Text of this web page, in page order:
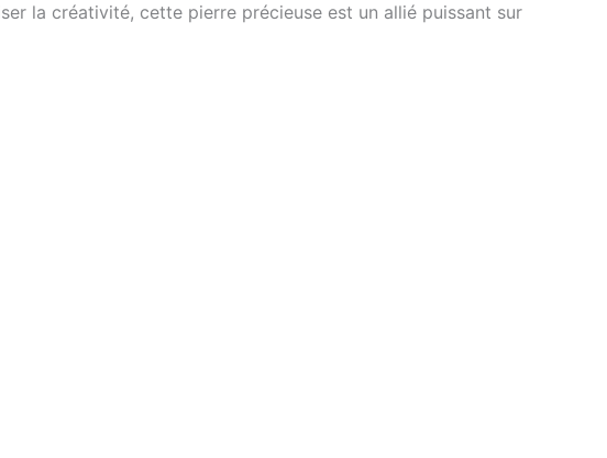
la créativité, cette pierre précieuse est un allié puissant sur